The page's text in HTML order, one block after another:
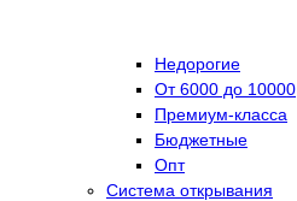
Недорогие
От 6000 до 10000
Премиум-класса
Бюджетные
Опт
Система открывания